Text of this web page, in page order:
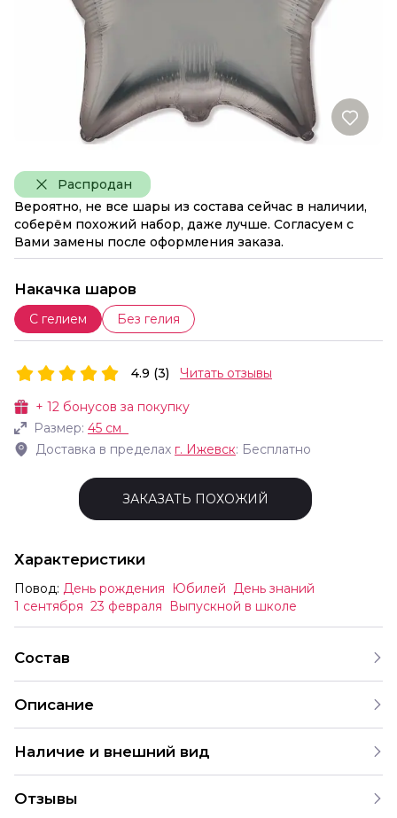
Распродан
Вероятно, не все шары из состава сейчас в наличии,
соберём похожий набор, даже лучше. Согласуем с
Вами замены после оформления заказа.
Накачка шаров
С гелием Без гелия
+ 12 бонусов за покупку
Размер: 45 см
Доставка в пределах г. Ижевск: Бесплатно
4.9 (3) Читать отзывы
ЗАКАЗАТЬ ПОХОЖИЙ
Характеристики
Повод: День рождения Юбилей День знаний
1 сентября 23 февраля Выпускной в школе
Состав
Описание
Наличие и внешний вид
индивидуальных предпочтений и тематики праздника.
Отзывы